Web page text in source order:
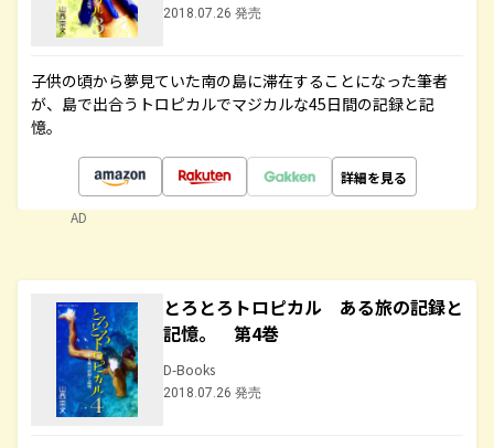
2018.07.26 発売
子供の頃から夢見ていた南の島に滞在することになった筆者
が、島で出合うトロピカルでマジカルな45日間の記録と記
憶。
詳細を見る
AD
とろとろトロピカル ある旅の記録と
記憶。 第4巻
D-Books
2018.07.26 発売